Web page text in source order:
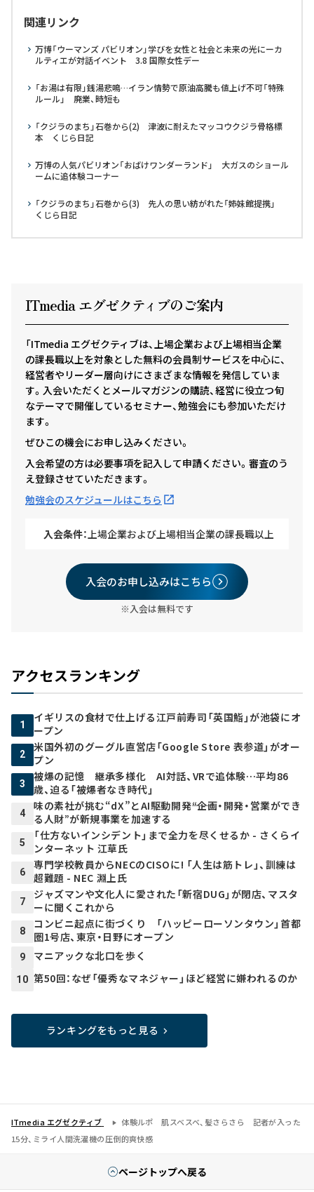
関連リンク
万博「ウーマンズ パビリオン」学びを女性と社会と未来の光にーカ
ルティエが対話イベント 3.8 国際女性デー
「お湯は有限」銭湯悲鳴…イラン情勢で原油高騰も値上げ不可「特殊
ルール」 廃業、時短も
「クジラのまち」石巻から(2) 津波に耐えたマッコウクジラ骨格標
本 くじら日記
万博の人気パビリオン「おばけワンダーランド」 大ガスのショール
ームに追体験コーナー
「クジラのまち」石巻から(3) 先人の思い紡がれた「姉妹館提携」
くじら日記
ITmedia エグゼクティ ブのご案内
「ITmedia エグゼクティブは、上場企業および上場相当企業
の課長職以上を対象とした無料の会員制サービスを中心に、
経営者やリーダー層向けにさまざまな情報を発信していま
す。入会いただくとメールマガジンの購読、経営に役立つ旬
なテーマで開催しているセミナー、勉強会にも参加いただけ
ます。
ぜひこの機会にお申し込みください。
入会希望の方は必要事項を記入して申請ください。審査のう
え登録させていただきます。
勉強会のスケジュールはこちら
入会条件： 上場企業および上場相当企業の課長職以上
入会のお申し込みはこちら
※入会は無料です
アクセスランキング
1
イギリスの食材で仕上げる江戸前寿司「英国鮨」が池袋にオ
ープン
2
米国外初のグーグル直営店「Google Store 表参道」がオー
プン
3
被爆の記憶 継承多様化 AI対話、VRで追体験…平均86
歳、迫る「被爆者なき時代」
4
味の素社が挑む“dX”とAI駆動開発――“企画・開発・営業ができ
る人財”が新規事業を加速する
5
「仕方ないインシデント」まで全力を尽くせるか - さくらイ
ンターネット 江草氏
6
専門学校教員からNECのCISOに! 「人生は筋トレ」、訓練は
超難題 - NEC 淵上氏
7
ジャズマンや文化人に愛された「新宿DUG」が閉店、マスタ
ーに聞くこれから
8
コンビニ起点に街づくり 「ハッピーローソンタウン」首都
圏1号店、東京・日野にオープン
9 マニアックな北口を歩く
10 第50回：なぜ「優秀なマネジャー」ほど経営に嫌われるのか
ランキングをもっと見る
ITmedia エグゼクティブ
体験ルポ 肌スベスベ、髪さらさら 記者が入った
15分、ミライ人間洗濯機の圧倒的爽快感
ページトップへ戻る